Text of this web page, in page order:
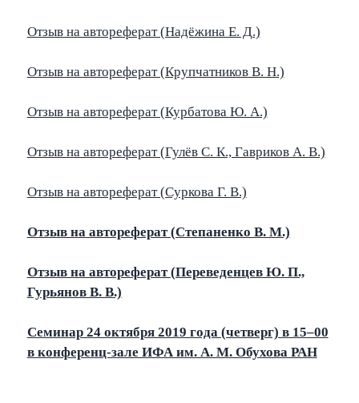
Отзыв на автореферат (Надёжина Е. Д.)
Отзыв на автореферат (Крупчатников В. Н.)
Отзыв на автореферат (Курбатова Ю. А.)
Отзыв на автореферат (Гулёв С. К., Гавриков А. В.)
Отзыв на автореферат (Суркова Г. В.)
Отзыв на автореферат (Степаненко В. М.)
Отзыв на автореферат (Переведенцев Ю. П.,
Гурьянов В. В.)
Семинар 24 октября 2019 года (четверг) в 15–00
в конференц-зале ИФА им. А. М. Обухова РАН